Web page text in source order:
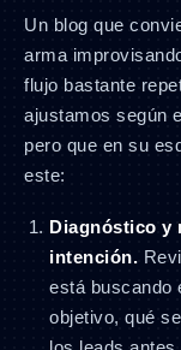
Un blog que
arma
flujo bastante
ajustamos según
pero que en su
este:
Diagnóstico y
intención.
está buscando
objetivo, qué